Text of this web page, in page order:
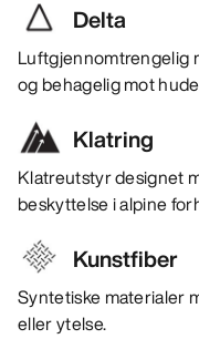
Delta
Luftgjennomtrengelig
og behagelig mot
Klatring
Klatreutstyr designet
beskyttelse i alpine
Kunstfiber
Syntetiske materialer
eller ytelse.